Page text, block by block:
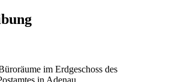
im Erdgeschoss des
in Adenau